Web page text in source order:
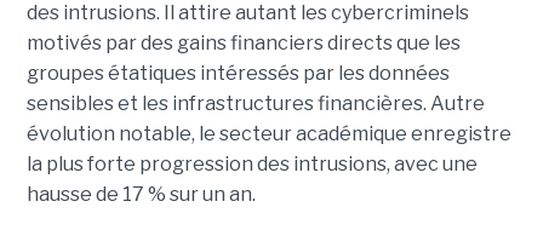
des intrusions. Il attire autant les cybercriminels
motivés par des gains financiers directs que les
groupes étatiques intéressés par les données
sensibles et les infrastructures financières. Autre
évolution notable, le secteur académique enregistre
la plus forte progression des intrusions, avec une
hausse de 17 % sur un an.